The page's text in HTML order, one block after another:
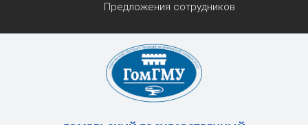
Предложения сотрудников